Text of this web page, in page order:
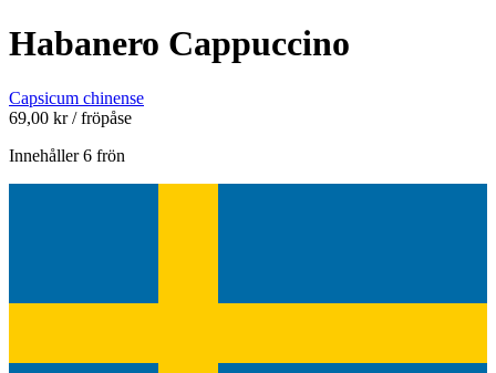
Habanero Cappuccino
Capsicum chinense
69,00 kr / fröpåse
Innehåller 6 frön